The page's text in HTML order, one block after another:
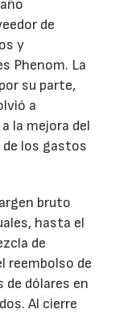
de
y
Phenom. La
su parte,
a
la mejora del
de los gastos
bruto
hasta el
de
reembolso de
de dólares en
Al cierre